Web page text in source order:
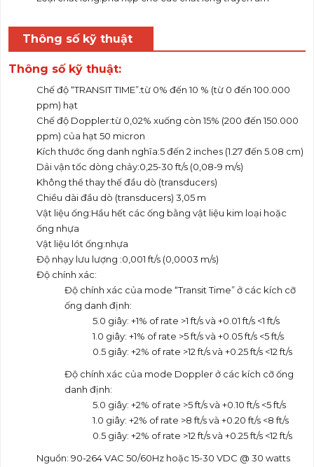
Thông số kỹ thuật
Thông số kỹ thuật:
Chế độ “TRANSIT TIME”:từ 0% đến 10 % (từ 0 đến 100.000
ppm) hạt
Chế độ Doppler:từ 0,02% xuống còn 15% (200 đến 150.000
ppm) của hạt 50 micron
Kích thước ống danh nghĩa:5 đến 2 inches (1.27 đến 5.08 cm)
Dải vận tốc dòng chảy:0,25-30 ft/s (0,08-9 m/s)
Không thể thay thế đầu dò (transducers)
Chiều dài đầu dò (transducers) 3,05 m
Vật liệu ống:Hầu hết các ống bằng vật liệu kim loại hoặc
ống nhựa
Vật liệu lót ống:nhựa
Độ nhạy lưu lượng :0,001 ft/s (0,0003 m/s)
Độ chính xác:
Độ chính xác của mode “Transit Time” ở các kích cỡ
ống danh định:
5.0 giây: +1% of rate >1 ft/s và +0.01 ft/s <1 ft/s
1.0 giây: +1% of rate >5 ft/s và +0.05 ft/s <5 ft/s
0.5 giây: +2% of rate >12 ft/s và +0.25 ft/s <12 ft/s
Độ chính xác của mode Doppler ở các kích cỡ ống
danh định:
5.0 giây: +2% of rate >5 ft/s và +0.10 ft/s <5 ft/s
1.0 giây: +2% of rate >8 ft/s và +0.20 ft/s <8 ft/s
0.5 giây: +2% of rate >12 ft/s và +0.25 ft/s <12 ft/s
Nguồn: 90-264 VAC 50/60Hz hoặc 15-30 VDC @ 30 watts